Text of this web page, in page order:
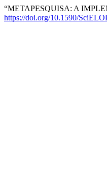
“METAPESQUISA: A
https://doi.org/10.1590/